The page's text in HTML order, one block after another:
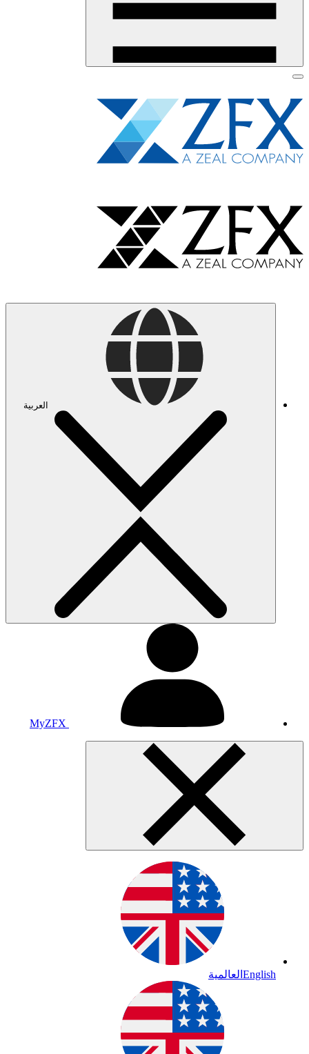
العربية
MyZFX
English العالمية